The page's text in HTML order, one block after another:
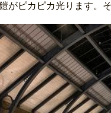
がピカピカ光ります。